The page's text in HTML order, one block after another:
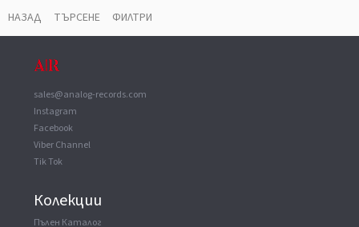
The Revelation
ДОПЪЛНИТЕЛНИ ВИДЕА
НАЗАД ТЪРСЕНЕ ФИЛТРИ
sales@analog-records.com
Instagram
Facebook
Viber Channel
Tik Tok
Колекции
Пълен Каталог